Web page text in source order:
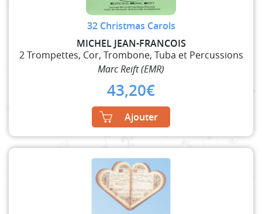
32 Christmas Carols
MICHEL JEAN-FRANCOIS
2 Trompettes, Cor, Trombone, Tuba et Percussions
Marc Reift (EMR)
43,20€
Ajouter